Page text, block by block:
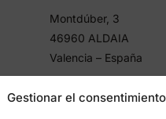
Gestionar el
Montdúber, 3
46960 ALDAIA
Valencia – España